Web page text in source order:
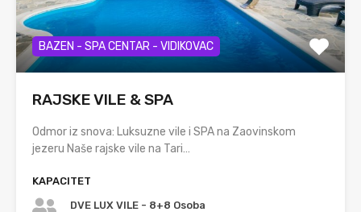
BAZEN - SPA CENTAR - VIDIKOVAC
RAJSKE VILE & SPA
Odmor iz snova: Luksuzne vile i SPA na Zaovinskom
jezeru Naše rajske vile na Tari…
KAPACITET
DVE LUX VILE - 8+8 Osoba